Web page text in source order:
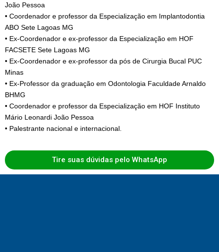
João Pessoa
• Coordenador e professor da Especialização em Implantodontia
ABO Sete Lagoas MG
• Ex-Coordenador e ex-professor da Especialização em HOF
FACSETE Sete Lagoas MG
• Ex-Coordenador e ex-professor da pós de Cirurgia Bucal PUC
Minas
• Ex-Professor da graduação em Odontologia Faculdade Arnaldo
BHMG
• Coordenador e professor da Especialização em HOF Instituto
Mário Leonardi João Pessoa
• Palestrante nacional e internacional.
Tire suas dúvidas pelo WhatsApp